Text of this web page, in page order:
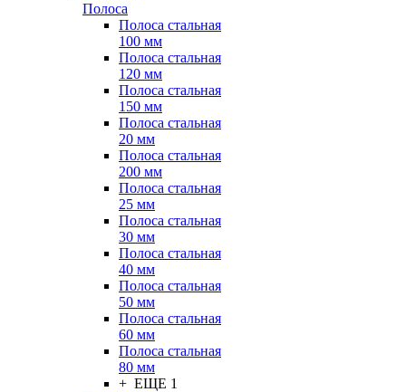
Полоса
Полоса стальная
100 мм
Полоса стальная
120 мм
Полоса стальная
150 мм
Полоса стальная
20 мм
Полоса стальная
200 мм
Полоса стальная
25 мм
Полоса стальная
30 мм
Полоса стальная
40 мм
Полоса стальная
50 мм
Полоса стальная
60 мм
Полоса стальная
80 мм
+ ЕЩЕ 1